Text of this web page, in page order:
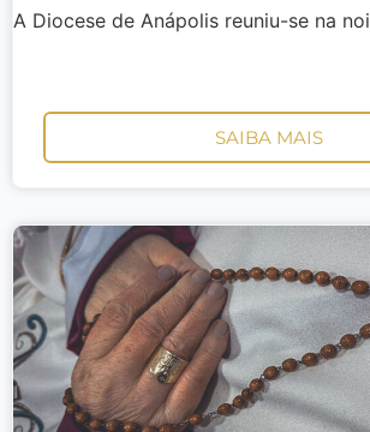
A Diocese de Anápolis reuniu-se na
SAIBA MAIS